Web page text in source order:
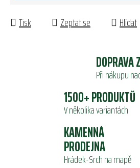
Tisk Zeptat se Hlídat
Při nákupu
1500+ PRODUKTŮ
V několika variantách
KAMENNÁ
PRODEJNA
Hrádek-Srch na mapě